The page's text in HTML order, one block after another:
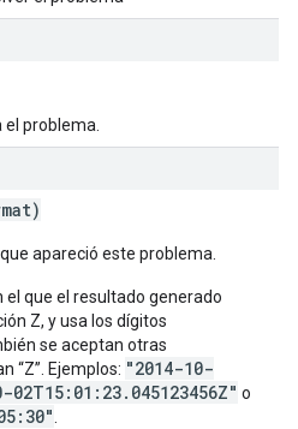
el problema.
apareció este problema.
el que el resultado generado
Z, y usa los dígitos
se aceptan otras
“Z”. Ejemplos: "2014-10-
02T15:01:23.045123456Z" o